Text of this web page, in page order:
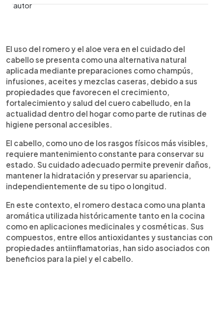
► Escuchar artículo
El uso de romero en distintas presentaciones,
como infusiones, aceites y champús caseros
combinados con aloe vera, permite mejorar la
salud del cabello al estimular su crecimiento,
reducir la caída, controlar la caspa y aportar
hidratación, integrándose de forma práctica en la
rutina diaria de cuidado capilar con ingredientes
accesibles y sin necesidad de productos
químicos agresivos.
El uso del romero y el aloe vera en el cuidado del
cabello se presenta como una alternativa natural
aplicada mediante preparaciones como champús,
infusiones, aceites y mezclas caseras, debido a sus
propiedades que favorecen el crecimiento,
fortalecimiento y salud del cuero cabelludo, en la
actualidad dentro del hogar como parte de rutinas de
higiene personal accesibles.
El cabello, como uno de los rasgos físicos más visibles,
requiere mantenimiento constante para conservar su
estado. Su cuidado adecuado permite prevenir daños,
mantener la hidratación y preservar su apariencia,
independientemente de su tipo o longitud.
En este contexto, el romero destaca como una planta
aromática utilizada históricamente tanto en la cocina
como en aplicaciones medicinales y cosméticas. Sus
compuestos, entre ellos antioxidantes y sustancias con
propiedades antiinflamatorias, han sido asociados con
beneficios para la piel y el cabello.